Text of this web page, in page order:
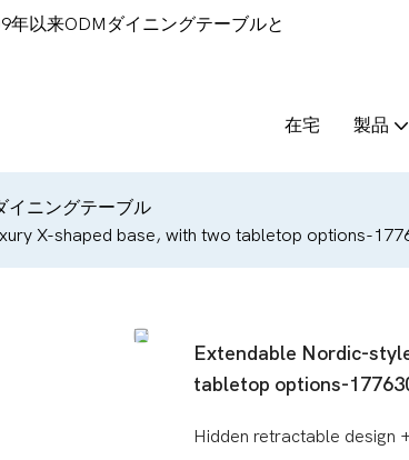
年以来ODMダイニングテーブルと
在宅 製品
イニングテーブル
X-shaped base, with two tabletop options-
Extendable Nordic-
tabletop options-
Hidden retractable design